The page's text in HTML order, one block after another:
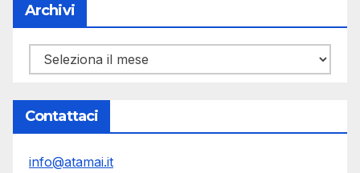
Archivi
Archivi
Contattaci
info@atamai.it